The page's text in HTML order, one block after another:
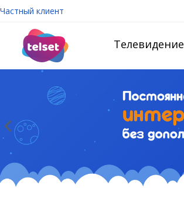
Частный клиент
Телевидение